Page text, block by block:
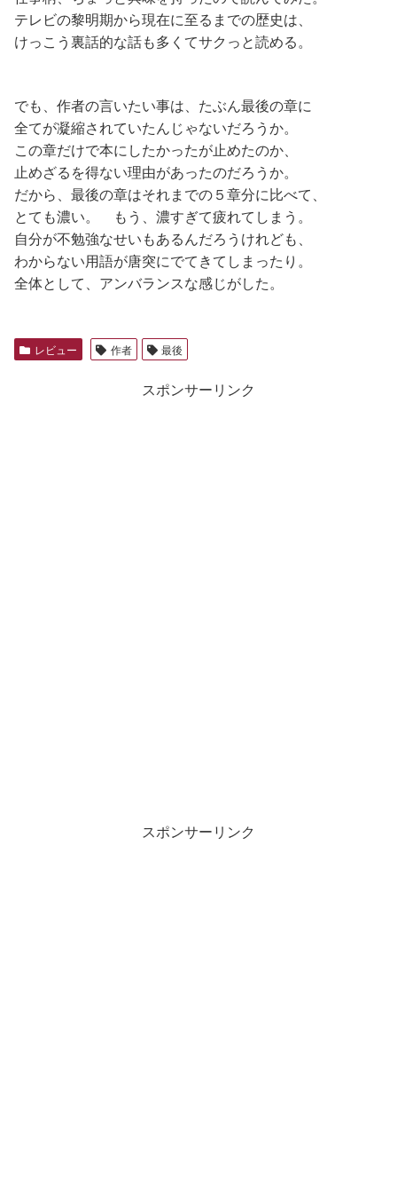
テレビの黎明期から現在に至るまでの歴史は、
けっこう裏話的な話も多くてサクっと読める。
でも、作者の言いたい事は、たぶん最後の章に
全てが凝縮されていたんじゃないだろうか。
この章だけで本にしたかったが止めたのか、
止めざるを得ない理由があったのだろうか。
だから、最後の章はそれまでの５章分に比べて、
とても濃い。 もう、濃すぎて疲れてしまう。
自分が不勉強なせいもあるんだろうけれども、
わからない用語が唐突にでてきてしまったり。
全体として、アンバランスな感じがした。
レビュー 作者 最後
スポンサーリンク
スポンサーリンク